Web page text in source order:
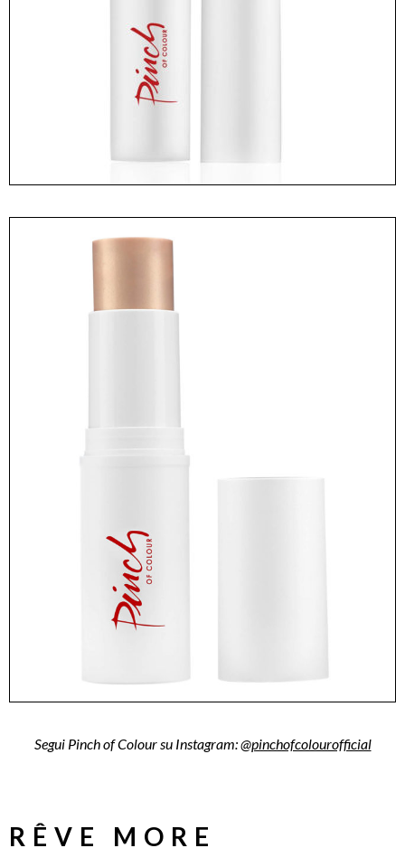
Segui Pinch of Colour su Instagram: @pinchofcolourofficial
RÊVE MORE